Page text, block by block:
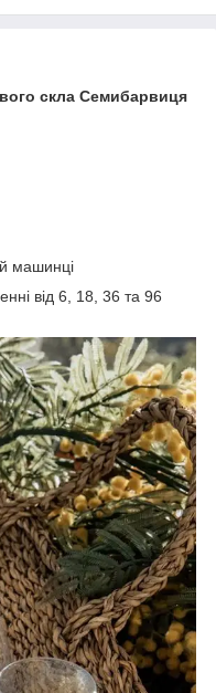
скла Семибарвиця
машинці
від 6, 18, 36 та 96